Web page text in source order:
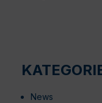
News